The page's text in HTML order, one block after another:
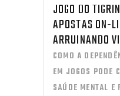
JOGO DO
APOSTAS ON-
ARRUINANDO
COMO A
EM JOGOS PODE
SAÚDE MENTAL